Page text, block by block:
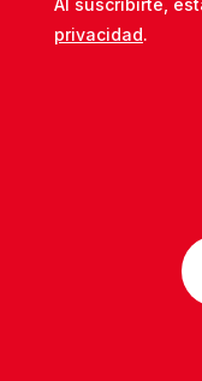
Al suscribirte,
privacidad.